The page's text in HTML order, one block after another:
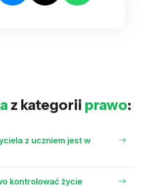
z kategorii prawo:
z uczniem jest w
kontrolować życie